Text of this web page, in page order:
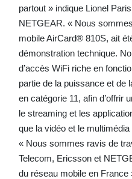
partout » indique Lionel
NETGEAR. « Nous
mobile AirCard® 810S, ait
démonstration technique.
d’accès WiFi riche en
partie de la puissance et de
en catégorie 11, afin d’offrir
le streaming et les
que la vidéo et le multimédia
« Nous sommes ravis de
Telecom, Ericsson et
du réseau mobile en France